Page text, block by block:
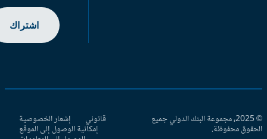
اشتراك
© 2025، مجموعة البنك الدولي جميع
محفوظة.
قانوني إشعار الخصوصية
إمكانية الوصول إلى الموقع